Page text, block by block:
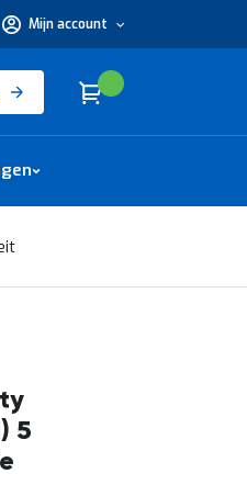
Mijn account
nodig?
Winkelwagen
Cart
5